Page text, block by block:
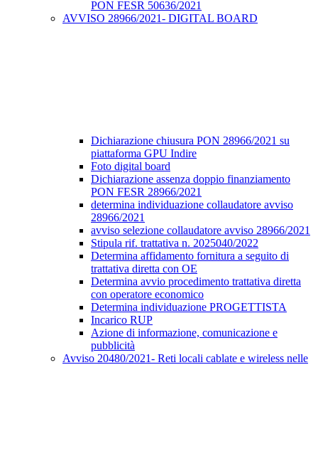
PON FESR 50636/2021
AVVISO 28966/2021- DIGITAL BOARD
Dichiarazione chiusura PON 28966/2021 su
piattaforma GPU Indire
Foto digital board
Dichiarazione assenza doppio finanziamento
PON FESR 28966/2021
determina individuazione collaudatore avviso
28966/2021
avviso selezione collaudatore avviso 28966/2021
Stipula rif. trattativa n. 2025040/2022
Determina affidamento fornitura a seguito di
trattativa diretta con OE
Determina avvio procedimento trattativa diretta
con operatore economico
Determina individuazione PROGETTISTA
Incarico RUP
Azione di informazione, comunicazione e
pubblicità
Avviso 20480/2021- Reti locali cablate e wireless nelle